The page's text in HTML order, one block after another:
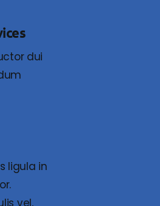
dui
ligula in
vel,